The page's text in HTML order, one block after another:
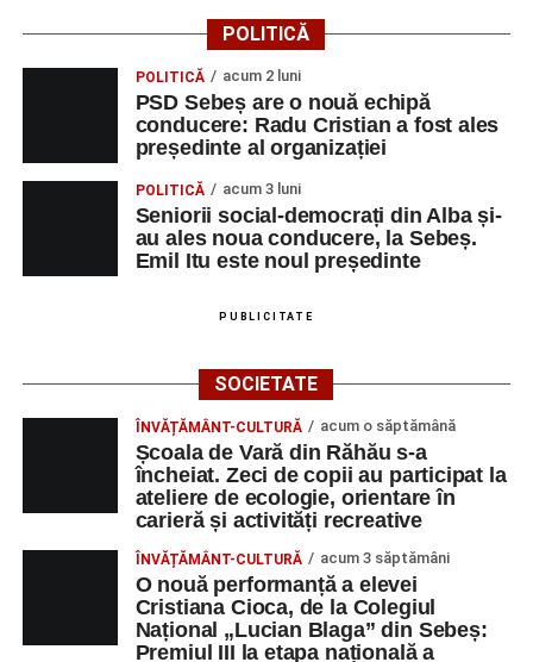
POLITICĂ
POLITICĂ acum 2 luni
PSD Sebeș are o nouă echipă
conducere: Radu Cristian a fost ales
președinte al organizației
POLITICĂ acum 3 luni
Seniorii social-democrați din Alba și-
au ales noua conducere, la Sebeș.
Emil Itu este noul președinte
PUBLICITATE
SOCIETATE
ÎNVĂȚĂMÂNT-CULTURĂ acum o săptămână
Școala de Vară din Răhău s-a
încheiat. Zeci de copii au participat la
ateliere de ecologie, orientare în
carieră și activități recreative
ÎNVĂȚĂMÂNT-CULTURĂ acum 3 săptămâni
O nouă performanță a elevei
Cristiana Cioca, de la Colegiul
Național „Lucian Blaga” din Sebeș:
Premiul III la etapa națională a